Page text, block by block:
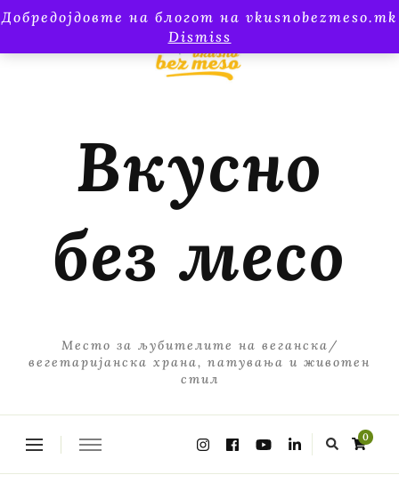
Добредојдовте на блогот на vkusnobezmeso.mk
Dismiss
Вкусно
без месо
Место за љубителите на веганска/
вегетаријанска храна, патувања и животен
стил
0